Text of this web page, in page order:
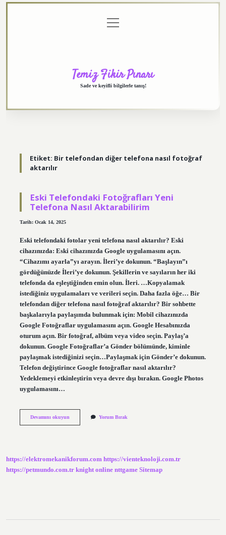
menüyü
aç
Temiz Fikir Pınarı
Sade ve keyifli bilgilerle tanış!
Etiket: Bir telefondan diğer telefona nasıl fotoğraf
aktarılır
Eski Telefondaki Fotoğrafları Yeni
Telefona Nasıl Aktarabilirim
Tarih: Ocak 14, 2025
Eski telefondaki fotolar yeni telefona nasıl aktarılır? Eski
cihazınızda: Eski cihazınızda Google uygulamasını açın.
“Cihazımı ayarla”yı arayın. İleri’ye dokunun. “Başlayın”ı
gördüğünüzde İleri’ye dokunun. Şekillerin ve sayıların her iki
telefonda da eşleştiğinden emin olun. İleri. …Kopyalamak
istediğiniz uygulamaları ve verileri seçin. Daha fazla öğe… Bir
telefondan diğer telefona nasıl fotoğraf aktarılır? Bir sohbette
başkalarıyla paylaşımda bulunmak için: Mobil cihazınızda
Google Fotoğraflar uygulamasını açın. Google Hesabınızda
oturum açın. Bir fotoğraf, albüm veya video seçin. Paylaş’a
dokunun. Google Fotoğraflar’a Gönder bölümünde, kiminle
paylaşmak istediğinizi seçin…Paylaşmak için Gönder’e dokunun.
Telefon değiştirince Google fotoğraflar nasıl aktarılır?
Yedeklemeyi etkinleştirin veya devre dışı bırakın. Google Photos
uygulamasını…
Devamını okuyunEski
Aktarabilirim
Yorum Bırak
https://elektromekanikforum.com https://vienteknoloji.com.tr
https://petmundo.com.tr knight online nttgame Sitemap